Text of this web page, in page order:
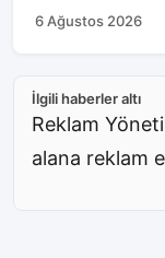
6 Ağustos 2026
İlgili haberler altı
Reklam
alana reklam